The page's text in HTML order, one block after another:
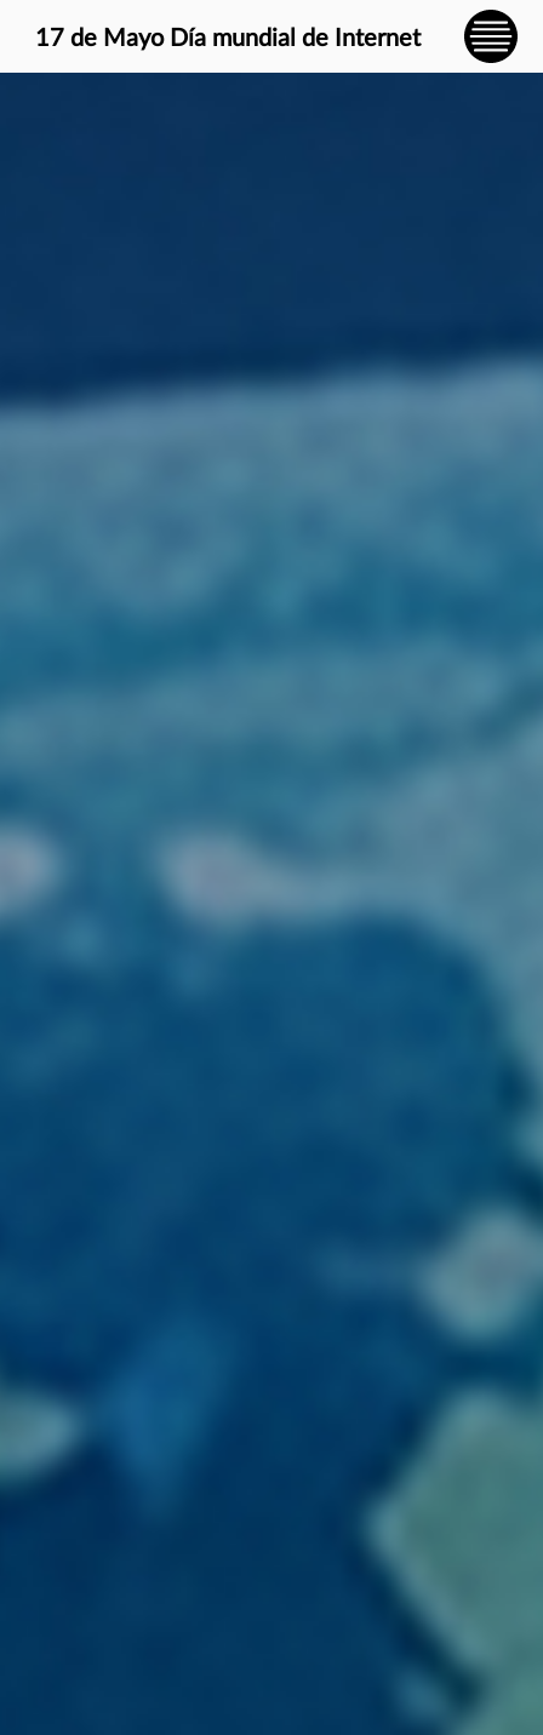
17 de Mayo Día mundial de Internet